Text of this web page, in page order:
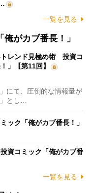
一覧を見る
がカブ番長！」
トレンド見極め術 投資コ
」【第11回】
にて、圧倒的な情報量が
とし…
ック「俺がカブ番長！」
資コミック「俺がカブ番
一覧を見る